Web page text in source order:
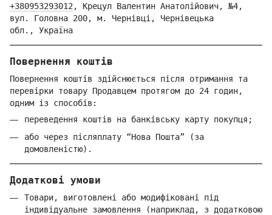
+380953293012, Крецул Валентин Анатолійович, №4,
вул. Головна 200, м. Чернівці, Чернівецька
обл., Україна
Повернення коштів
Повернення коштів здійснюється після отримання та
перевірки товару Продавцем протягом до 24 годин,
одним із способів:
переведення коштів на банківську карту покупця;
або через післяплату “Нова Пошта” (за
домовленістю).
Додаткові умови
Товари, виготовлені або модифіковані під
індивідуальне замовлення (наприклад, з додатковою